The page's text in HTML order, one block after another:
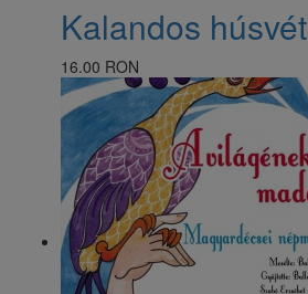
Kalandos húsvét
16.00 RON